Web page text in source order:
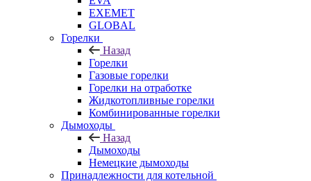
EXEMET
GLOBAL
Горелки
Назад
Горелки
Газовые горелки
Горелки на отработке
Жидкотопливные горелки
Комбинированные горелки
Дымоходы
Назад
Дымоходы
Немецкие дымоходы
Принадлежности для котельной